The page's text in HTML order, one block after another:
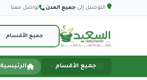
التوصيل إلى جميع المدن· تواصل معنا
جميع الأقسام الرئيسية